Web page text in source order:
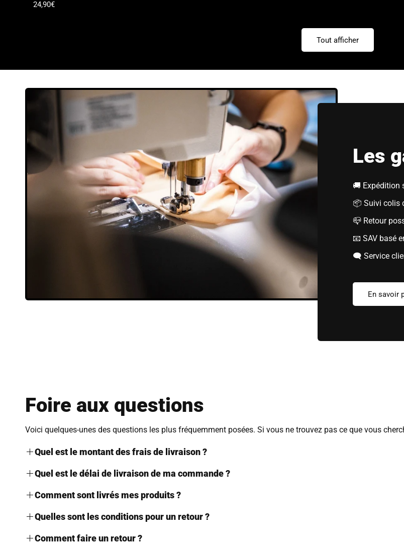
Prix
24,90€
Tout afficher
Les
🚚 Expédition
📦 Suivi colis
📪 Retour
📧 SAV basé
🗨️ Service
En savoir
Foire aux questions
Voici quelques-unes des questions les plus fréquemment posées. Si vous ne trouvez pas ce que vous
Quel est le montant des frais de livraison ?
Nous proposons le mode de livraison suivant sur notre boutique :
Livraison Standard Gratuite
Livraison VIP avec Assurance perte/vol à 2,90 €
Quel est le délai de livraison de ma commande ?
Dès lors que le produit est commandé, il sera expédié sous
des raisons indépendantes de notre volonté.
Comment sont livrés mes produits ?
Les produits étant de faible volume, ils sont
livrés en boite aux lettres.
Quelles sont les conditions pour un retour ?
Vous avez 14 jours à compter de la date de réception de votre colis
Comment faire un retour ?